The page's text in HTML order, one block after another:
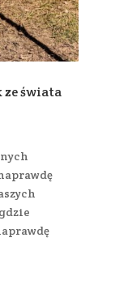
ze świata